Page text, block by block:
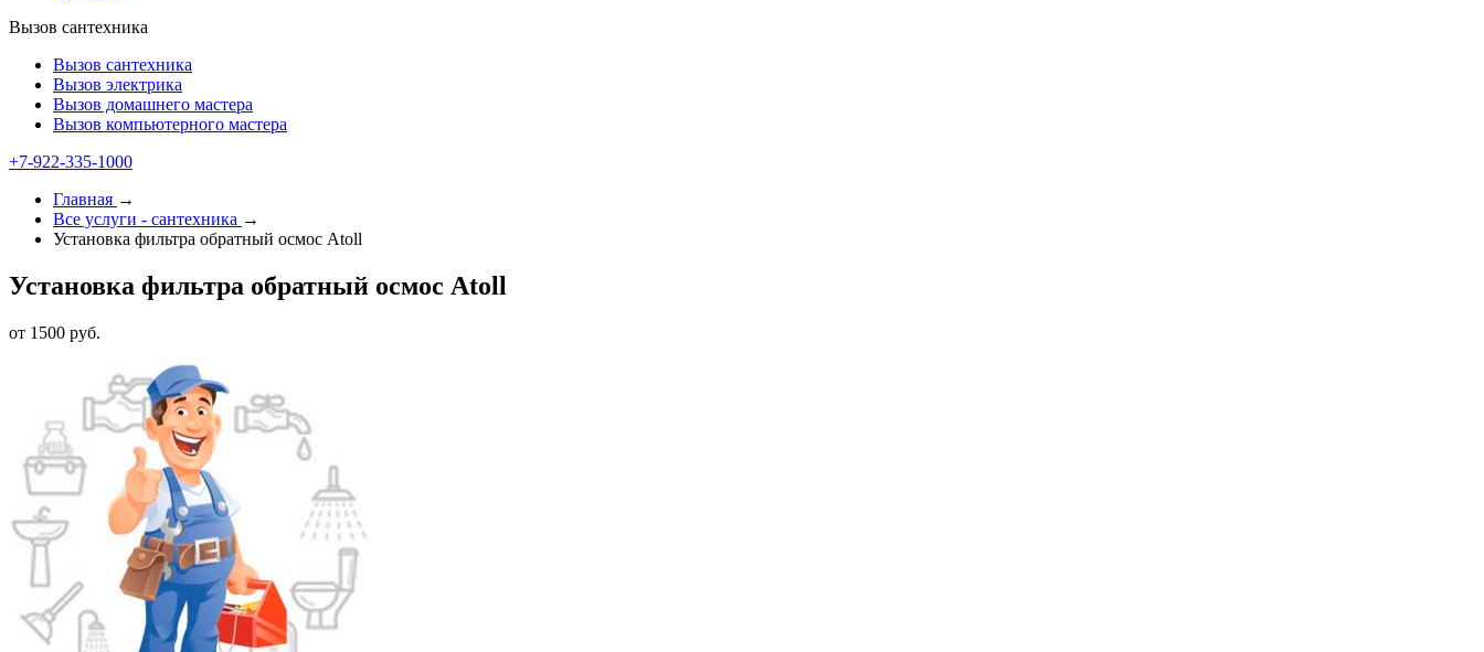
Вызов сантехника
Вызов сантехника
Вызов электрика
Вызов домашнего мастера
Вызов компьютерного мастера
+7-922-335-1000
Главная →
Все услуги - cантехника →
Установка фильтра обратный осмос Atoll
Установка фильтра обратный осмос Atoll
от 1500 руб.